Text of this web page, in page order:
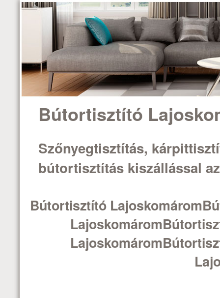
Bútortisztító
Szőnyegtisztítás,
bútortisztítás kiszállással
Bútortisztító